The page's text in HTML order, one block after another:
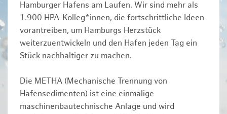
Hamburger Hafens am Laufen. Wir sind mehr als
1.900 HPA-Kolleg*innen, die fortschrittliche Ideen
vorantreiben, um Hamburgs Herzstück
weiterzuentwickeln und den Hafen jeden Tag ein
Stück nachhaltiger zu machen.
Die METHA (Mechanische Trennung von
Hafensedimenten) ist eine einmalige
maschinenbautechnische Anlage und wird